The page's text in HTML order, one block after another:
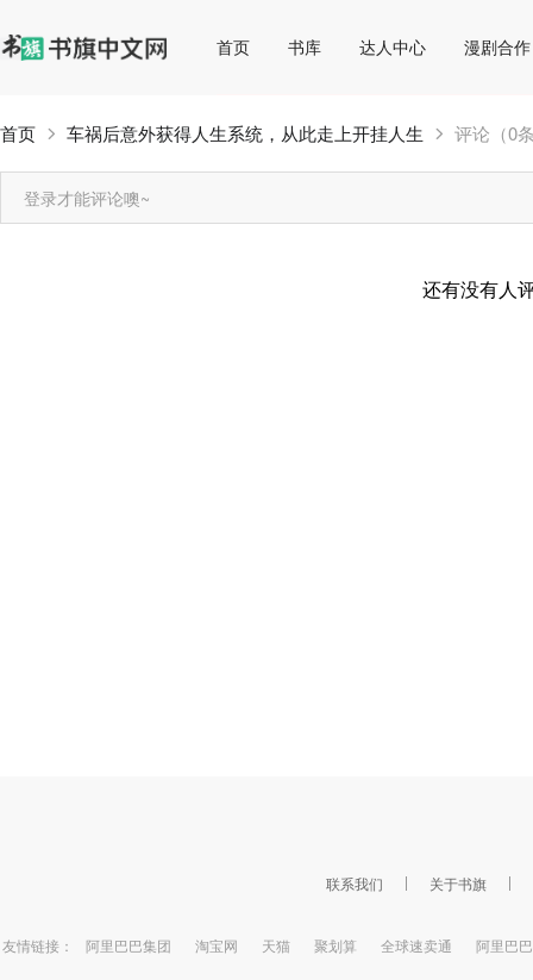
首页 书库 达人中心 漫剧合作
首页 车祸后意外获得人生系统，从此走上开挂人生 评论（0
登录才能评论噢~
还有没有人
联系我们 关于书旗
友情链接： 阿里巴巴集团 淘宝网 天猫 聚划算 全球速卖通 阿里巴